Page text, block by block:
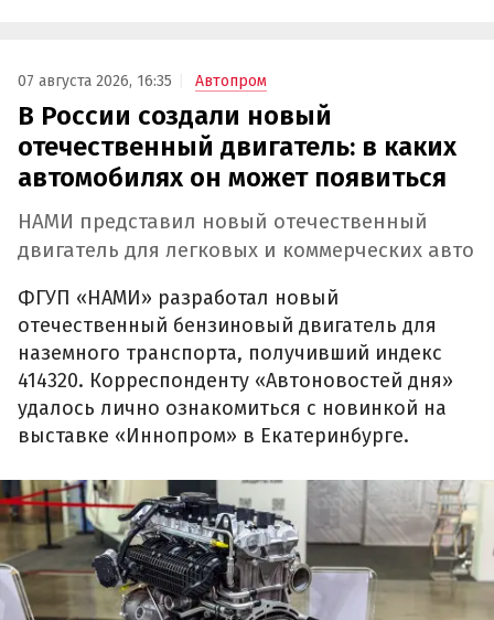
07 августа 2026, 16:35 Автопром
В России создали новый
отечественный двигатель: в каких
автомобилях он может появиться
НАМИ представил новый отечественный
двигатель для легковых и коммерческих авто
ФГУП «НАМИ» разработал новый
отечественный бензиновый двигатель для
наземного транспорта, получивший индекс
414320. Корреспонденту «Автоновостей дня»
удалось лично ознакомиться с новинкой на
выставке «Иннопром» в Екатеринбурге.